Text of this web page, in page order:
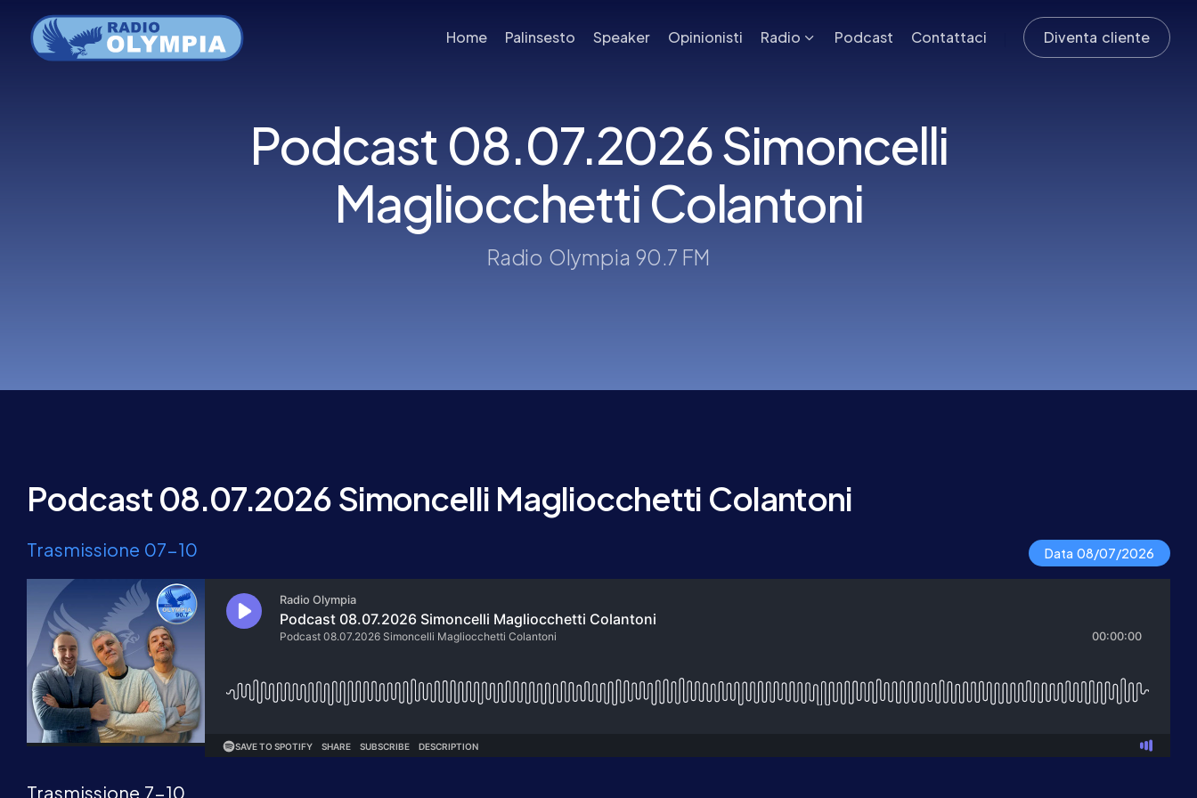
Home
Palinsesto Speaker Opinionisti Radio Podcast Contattaci Diventa cliente
Podcast 08.07.2026 Simoncelli
Magliocchetti Colantoni
Radio Olympia 90.7 FM
Podcast 08.07.2026 Simoncelli Magliocchetti Colantoni
Trasmissione 07-10 Data 08/07/2026
Trasmissione 7-10